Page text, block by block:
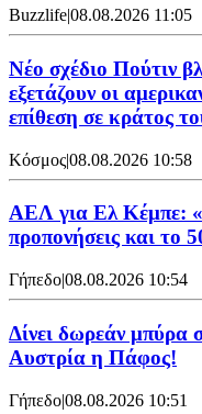
Buzzlife|08.08.2026 11:05
Νέο σχέδιο Πούτιν
εξετάζουν οι
επίθεση σε κράτος
Κόσμος|08.08.2026 10:58
ΑΕΛ για Ελ Κέμπε:
προπονήσεις και το
Γήπεδο|08.08.2026 10:54
Δίνει δωρεάν μπύρα
Αυστρία η Πάφος!
Γήπεδο|08.08.2026 10:51